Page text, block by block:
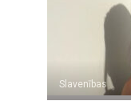
Slavenības